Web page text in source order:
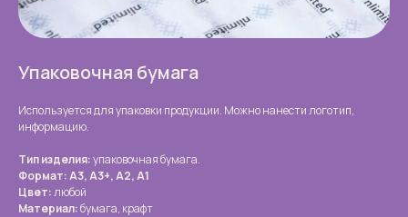
Упаковочная бумага
Используется для упаковки продукции. Можно нанести логотип,
информацию.
Тип изделия:упаковочная бумага.
Формат: А3, А3+, А2, А1
Цвет:любой
Материал:бумага, крафт